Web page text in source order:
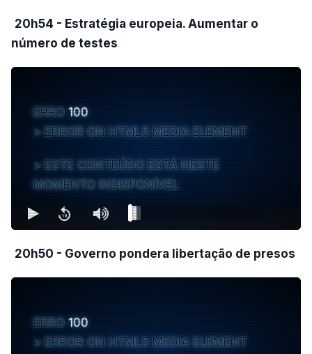
20h54 - Estratégia europeia. Aumentar o
número de testes
ERRO 100
ERROR ON HTML5 MEDIA ELEMENT
ESTE CONTEÚDO ESTÁ NESTE
MOMENTO INDISPONÍVEL
20h50 - Governo pondera libertação de presos
ERRO 100
ERROR ON HTML5 MEDIA ELEMENT